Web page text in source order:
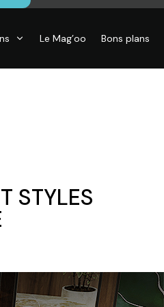
Le Mag’oo Bons plans
STYLES